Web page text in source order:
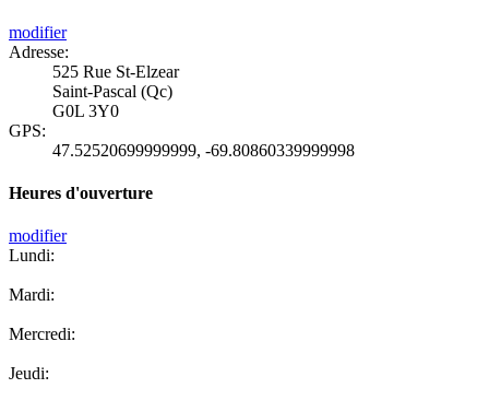
modifier
Adresse:
525 Rue St-Elzear
Saint-Pascal (Qc)
G0L 3Y0
GPS:
47.52520699999999, -69.80860339999998
Heures d'ouverture
modifier
Lundi:
Mardi:
Mercredi:
Jeudi: